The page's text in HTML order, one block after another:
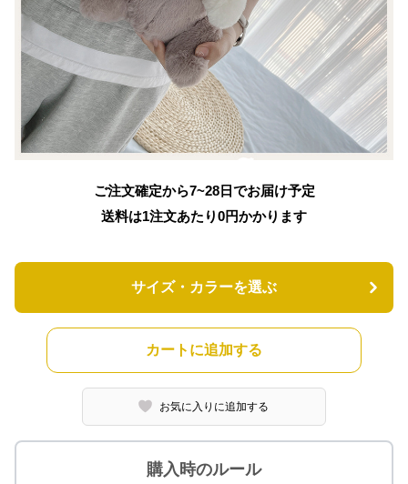
ご注文確定から7~28日でお届け予定
送料は1注文あたり0円かかります
サイズ・カラーを選ぶ
カートに追加する
お気に入りに追加する
購入時のルール